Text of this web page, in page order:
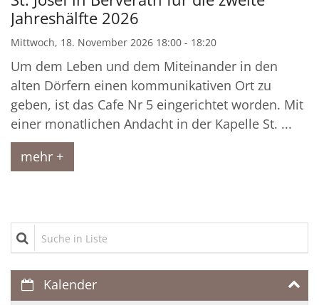
Jahreshälfte 2026
Mittwoch, 18. November 2026 18:00 - 18:20
Um dem Leben und dem Miteinander in den
alten Dörfern einen kommunikativen Ort zu
geben, ist das Cafe Nr 5 eingerichtet worden. Mit
einer monatlichen Andacht in der Kapelle St. ...
mehr +
Suche in Liste
Kalender